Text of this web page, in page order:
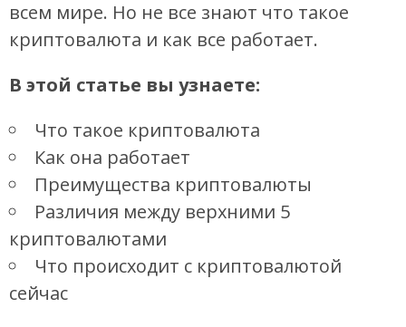
всем мире. Но не все знают что такое
криптовалюта и как все работает.
В этой статье вы узнаете:
Что такое криптовалюта
Как она работает
Преимущества криптовалюты
Различия между верхними 5
криптовалютами
Что происходит с криптовалютой
сейчас